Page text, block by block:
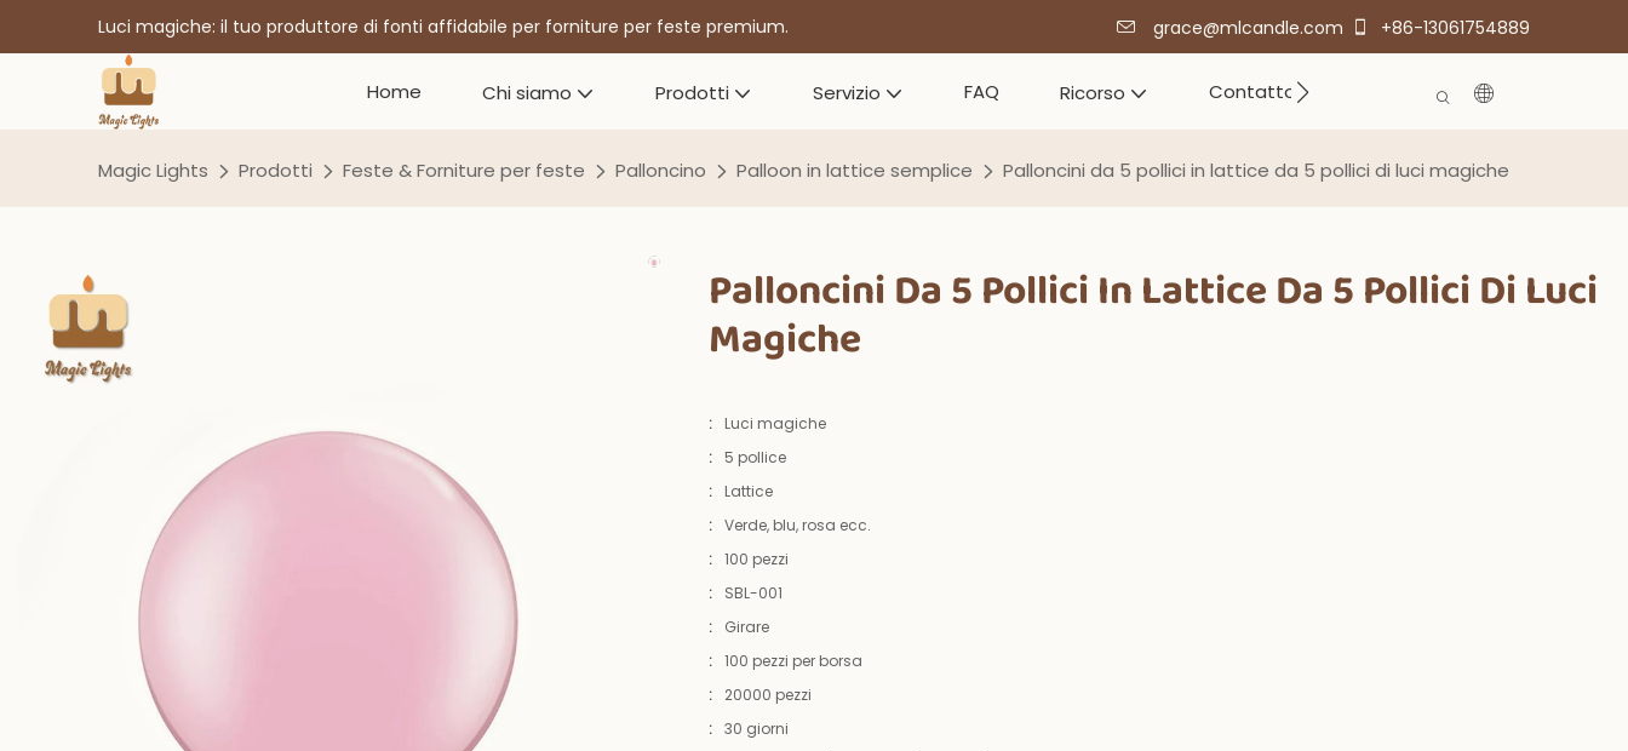
Luci magiche: il tuo produttore di fonti affidabile per forniture per feste premium. grace@mlcandle.com +86-13061754889
Home Chi siamo Prodotti Servizio FAQ Ricorso Contatto
Magic Lights Prodotti Feste & Forniture per feste Palloncino Palloon in lattice semplice Palloncini da 5 pollici in lattice da 5 pollici di luci magiche
Palloncini Da 5 Pollici In Lattice Da 5 Pollici Di Luci
Magiche
:
Luci magiche
:
5 pollice
:
Lattice
: Verde, blu, rosa ecc.
: 100 pezzi
:
SBL-001
:
Girare
: 100 pezzi per borsa
:
20000 pezzi
: 30 giorni